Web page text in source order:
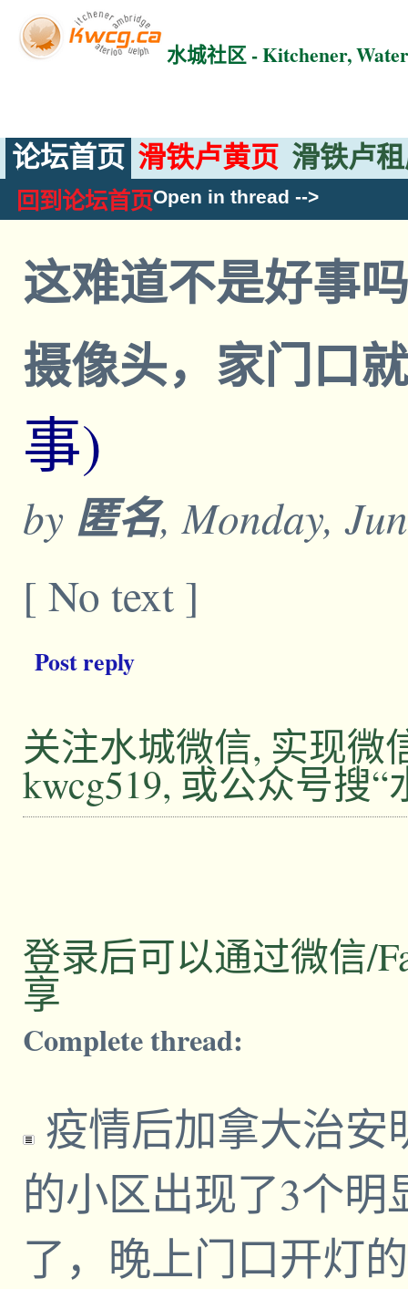
水城社区 - Kitchener,
论坛首页 滑铁卢黄页 滑铁卢
回到论坛首页Open in thread -->
这难道不是好事
摄像头，家门口
事)
by 匿名, Monday,
[ No text ]
Post reply
关注水城微信, 实现微
kwcg519, 或公众号搜“
登录后可以通过微信/
享
Complete thread:
疫情后加拿大治安
的小区出现了3个
了，晚上门口开灯